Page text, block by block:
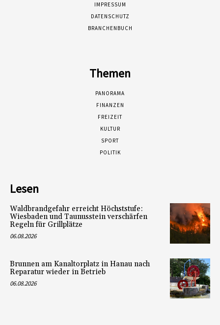
IMPRESSUM
DATENSCHUTZ
BRANCHENBUCH
Themen
PANORAMA
FINANZEN
FREIZEIT
KULTUR
SPORT
POLITIK
Lesen
Waldbrandgefahr erreicht Höchststufe:
Wiesbaden und Taunusstein verschärfen
Regeln für Grillplätze
06.08.2026
Brunnen am Kanaltorplatz in Hanau nach
Reparatur wieder in Betrieb
06.08.2026